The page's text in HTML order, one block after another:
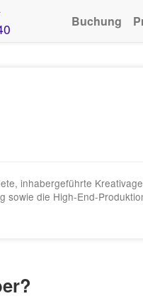
Buchung
inhabergeführte
die High-End-